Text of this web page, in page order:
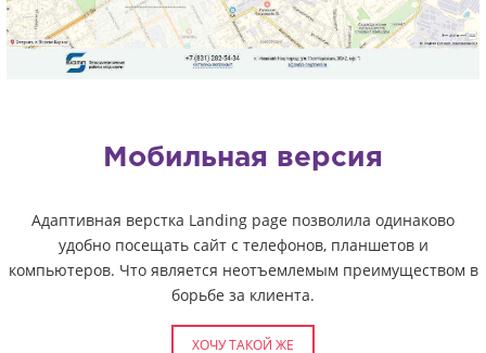
Мобильная версия
Адаптивная верстка Landing page позволила одинаково
удобно посещать сайт с телефонов, планшетов и
компьютеров. Что является неотъемлемым преимуществом в
борьбе за клиента.
ХОЧУ ТАКОЙ ЖЕ